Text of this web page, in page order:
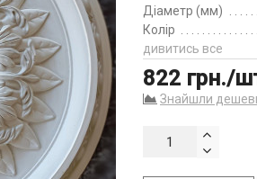
Діаметр (мм)
Колір
дивитись все
822 грн./
Знайшли